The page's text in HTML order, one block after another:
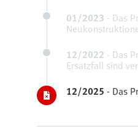
01/2023 - Das
12/2022 - Das
Ersatzfall sind
12/2025 - Das